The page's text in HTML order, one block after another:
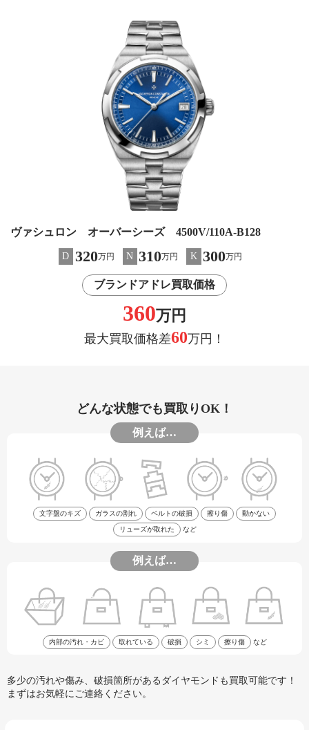
ヴァシュロン オーバーシーズ 4500V/110A-B128
D 320万円 N 310万円 K 300万円
ブランドアドレ買取価格
360万円
最大買取価格差60万円！
どんな状態でも買取りOK！
例えば…
文字盤のキズ ガラスの割れ ベルトの破損 擦り傷 動かない
リューズが取れた など
例えば…
内部の汚れ・カビ 取れている 破損 シミ 擦り傷 など
多少の汚れや傷み、破損箇所があるダイヤモンドも買取可能です！
まずはお気軽にご連絡ください。